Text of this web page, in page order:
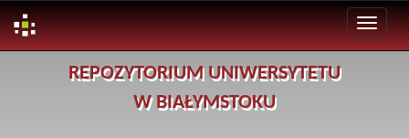
REPOZYTORIUM UNIWERSYTETU
W BIAŁYMSTOKU